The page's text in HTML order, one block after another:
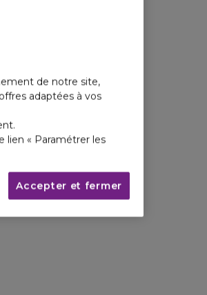
de notre site,
adaptées à vos
lien « Paramétrer les
Accepter et fermer